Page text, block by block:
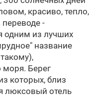
красиво, тепло,
-
одним из лучших
название
моря. Берег
которых, близ
люксовый отель